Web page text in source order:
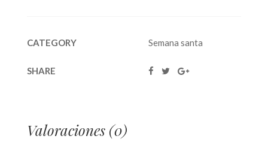
CATEGORY Semana santa
SHARE
Valoraciones (0)